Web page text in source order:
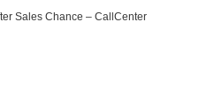
Sales Chance – CallCenter